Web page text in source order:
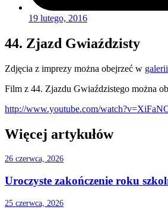
19 lutego, 2016
44. Zjazd Gwiaździsty
Zdjęcia z imprezy można obejrzeć w galerii
Film z 44. Zjazdu Gwiaździstego można
http://www.youtube.com/
Więcej artykułów
26 czerwca, 2026
Uroczyste zakończenie roku
25 czerwca, 2026